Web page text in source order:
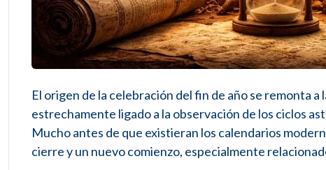
El origen de la celebración del fin de año se remonta
estrechamente ligado a la observación de los ciclos
Mucho antes de que existieran los calendarios
cierre y un nuevo comienzo, especialmente